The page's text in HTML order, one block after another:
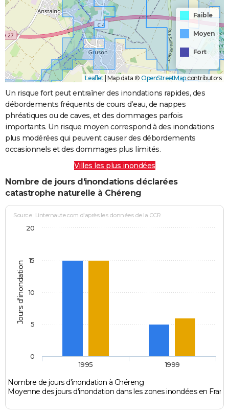
Faible
Moyen
Fort
Leaflet | Map data © OpenStreetMapcontributors
Un risque fort peut entraîner des inondations rapides, des
débordements fréquents de cours d’eau, de nappes
phréatiques ou de caves, et des dommages parfois
importants. Un risque moyen correspond à des inondations
plus modérées qui peuvent causer des débordements
occasionnels et des dommages plus limités.
Villes les plus inondées
Nombre de jours d'inondations déclarées
catastrophe naturelle à Chéreng
Jours d'inondation
Source : Linternaute.com d'après les données de la CCR
Nombre de jours d'inondation à Chéreng
Moyenne des jours d'inondation dans les zones inondées en
1995 1999
0
5
10
15
20